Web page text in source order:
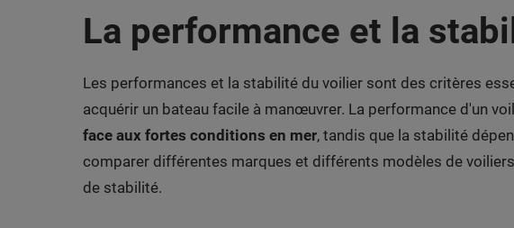
La performance et la
Les performances et la stabilité du voilier sont des critères
acquérir un bateau facile à manœuvrer. La performance d'un
face aux fortes conditions en mer, tandis que la stabilité
comparer différentes marques et différents modèles de
de stabilité.